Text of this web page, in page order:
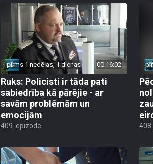
pirms 1 nedēļas, 1 dienas 00:16:02
Ruks: Policisti ir tāda pati
sabiedrība kā pārējie - ar
savām problēmām un
emocijām
409. epizode